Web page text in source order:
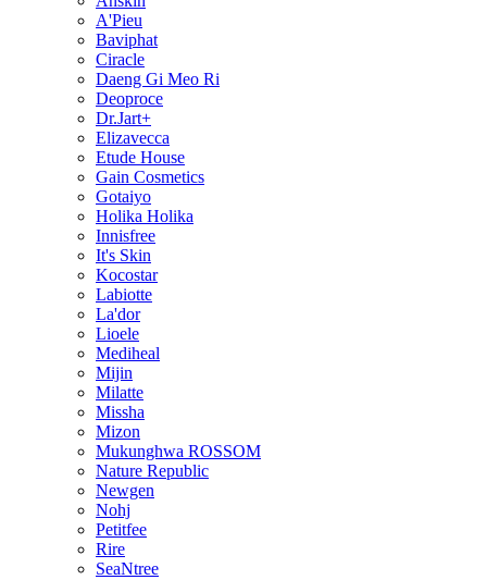
A'Pieu
Baviphat
Ciracle
Daeng Gi Meo Ri
Deoproce
Dr.Jart+
Elizavecca
Etude House
Gain Cosmetics
Gotaiyo
Holika Holika
Innisfree
It's Skin
Kocostar
Labiotte
La'dor
Lioele
Mediheal
Mijin
Milatte
Missha
Mizon
Mukunghwa ROSSOM
Nature Republic
Newgen
Nohj
Petitfee
Rire
SeaNtree